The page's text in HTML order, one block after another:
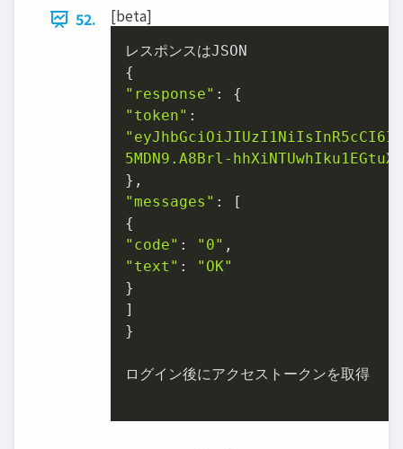
52. [beta]
レスポンスはJSON
"response"
"token"
5MDN9.A8Brl-
"messages" : [
"code" : "0"
"text" :
"OK"
}
]
}
ログイン後にアクセストークンを取得